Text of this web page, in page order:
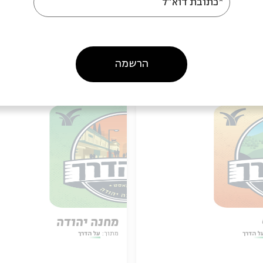
עוד בבית אבי חי
מחנה יהודה
מתוך: על הדרך הדרך
*כתובת דוא"ל
הרשמה